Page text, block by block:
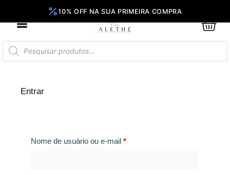
conteúdo
Pesquisar
produtos
Entrar
Nome de usuário ou e-mail *